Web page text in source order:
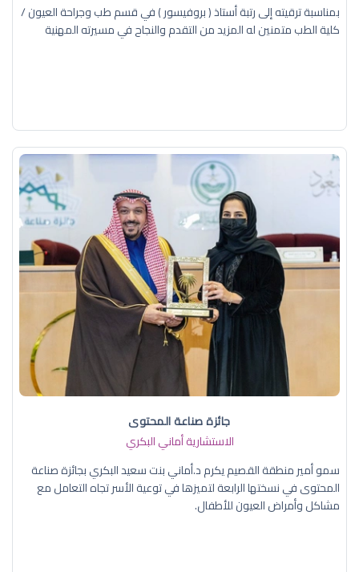
بمناسبة ترقيته إلى رتبة أستاذ ( بروفيسور ) في قسم طب وجراحة العيون /
كلية الطب متمنين له المزيد من التقدم والنجاح في مسيرته المهنية
جائزة صناعة المحتوى
الاستشارية أماني البكري
سمو أمير منطقة القصيم يكرم د.أماني بنت سعيد البكري بجائزة صناعة
المحتوى في نسختها الرابعة لتميزها في توعية الأسر تجاه التعامل مع
مشاكل وأمراض العيون للأطفال.